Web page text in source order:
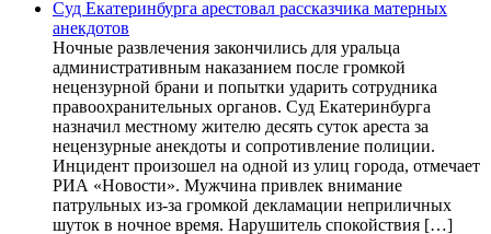
Суд Екатеринбурга арестовал рассказчика матерных
анекдотов
Ночные развлечения закончились для уральца
административным наказанием после громкой
нецензурной брани и попытки ударить сотрудника
правоохранительных органов. Суд Екатеринбурга
назначил местному жителю десять суток ареста за
нецензурные анекдоты и сопротивление полиции.
Инцидент произошел на одной из улиц города, отмечает
РИА «Новости». Мужчина привлек внимание
патрульных из-за громкой декламации неприличных
шуток в ночное время. Нарушитель спокойствия […]